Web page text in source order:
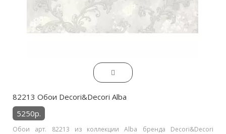
82213 Обои Decori&Decori Alba
5250р.
Обои арт. 82213 из коллекции Alba бренда Decori&Decori